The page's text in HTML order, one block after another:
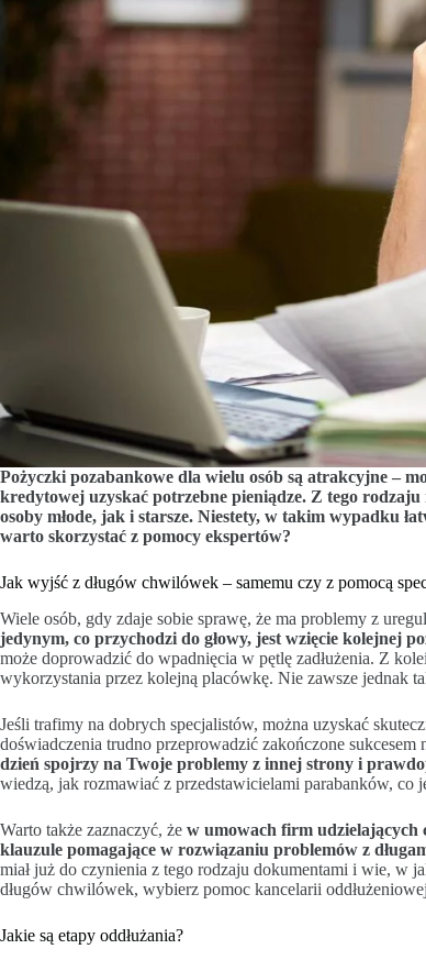
Pożyczki pozabankowe dla wielu osób są atrakcyjne –
kredytowej uzyskać potrzebne pieniądze. Z tego
osoby młode, jak i starsze. Niestety, w takim wypadku
warto skorzystać z pomocy ekspertów?
Jak wyjść z długów chwilówek – samemu czy z pomocą
Wiele osób, gdy zdaje sobie sprawę, że ma problemy z
jedynym, co przychodzi do głowy, jest wzięcie kolejnej
może doprowadzić do wpadnięcia w pętlę zadłużenia. Z
wykorzystania przez kolejną placówkę. Nie zawsze jednak
Jeśli trafimy na dobrych specjalistów, można uzyskać
doświadczenia trudno przeprowadzić zakończone sukcesem
dzień spojrzy na Twoje problemy z innej strony i
wiedzą, jak rozmawiać z przedstawicielami parabanków, co
Warto także zaznaczyć, że w umowach firm udzielających
klauzule pomagające w rozwiązaniu problemów z
miał już do czynienia z tego rodzaju dokumentami i wie, w
długów chwilówek, wybierz pomoc kancelarii
Jakie są etapy oddłużania?